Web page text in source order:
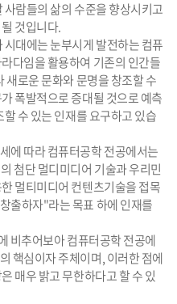
람들의 삶의 수준을 향상시키고
것입니다.
대에는 눈부시게 발전하는 컴퓨
다임을 활용하여 기존의 인간들
새로운 문화와 문명을 창조할 수
폭발적으로 증대될 것으로 예측
수 있는 인재를 요구하고 있습
에 따라 컴퓨터공학 전공에서는
첨단 멀디미디어 기술과 우리민
멀티미디어 컨텐츠기술을 접목
출하자"라는 목표 하에 인재를
비추어보아 컴퓨터공학 전공에
핵심이자 주체이며, 이러한 점에
매우 밝고 무한하다고 할 수 있